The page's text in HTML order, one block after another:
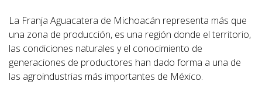
La Franja Aguacatera de Michoacán representa más que
una zona de producción, es una región donde el territorio,
las condiciones naturales y el conocimiento de
generaciones de productores han dado forma a una de
las agroindustrias más importantes de México.